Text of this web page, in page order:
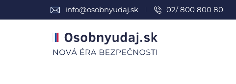
info@osobnyudaj.sk 02/ 800 800 80